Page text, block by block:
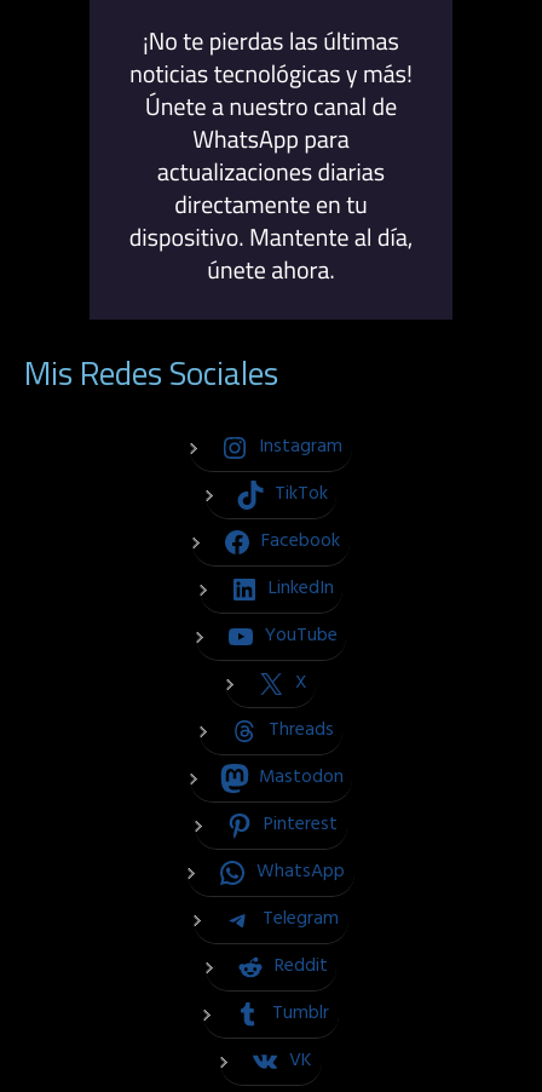
Mis Redes Sociales
Instagram
TikTok
Facebook
LinkedIn
YouTube
X
Threads
Mastodon
Pinterest
WhatsApp
Telegram
Reddit
Tumblr
VK